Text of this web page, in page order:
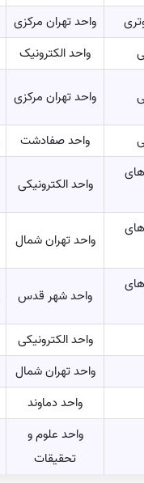
واحد تهران مرکزی
واحد الکترونیک
واحد تهران مرکزی
واحد صفادشت
واحد الکترونیکی
واحد تهران شمال
واحد شهر قدس
واحد الکترونیکی
واحد تهران شمال
واحد دماوند
واحد علوم و
تحقیقات